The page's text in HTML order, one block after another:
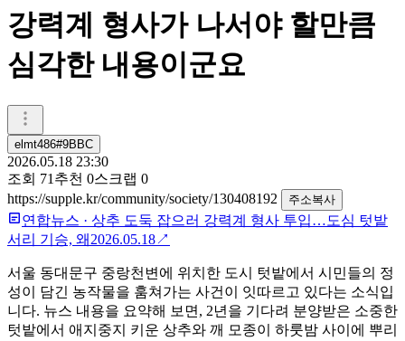
강력계 형사가 나서야 할만큼
심각한 내용이군요
elmt486#9BBC
2026.05.18 23:30
조회 71 추천 0스크랩 0
https://supple.kr/community/society/130408192
주소복사
연합뉴스 · 상추 도둑 잡으러 강력계 형사 투입…도심 텃밭
서리 기승, 왜 2026.05.18↗
서울 동대문구 중랑천변에 위치한 도시 텃밭에서 시민들의 정
성이 담긴 농작물을 훔쳐가는 사건이 잇따르고 있다는 소식입
니다. 뉴스 내용을 요약해 보면, 2년을 기다려 분양받은 소중한
텃밭에서 애지중지 키운 상추와 깨 모종이 하룻밤 사이에 뿌리